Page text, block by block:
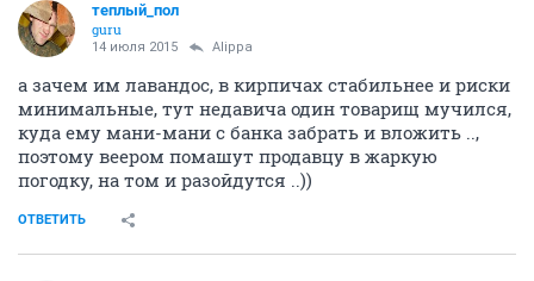
теплый_пол
guru
14 июля 2015 Alippa
а зачем им лавандос, в кирпичах стабильнее и риски
минимальные, тут недавича один товарищ мучился,
куда ему мани-мани с банка забрать и вложить ..,
поэтому веером помашут продавцу в жаркую
погодку, на том и разойдутся ..))
ОТВЕТИТЬ